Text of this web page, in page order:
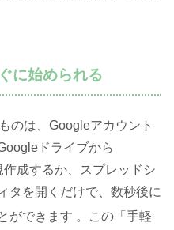
に始められる
のは、Googleアカウント
ドライブから
作成するか、スプレッドシ
タを開くだけで、数秒後に
ができます 。この「手軽